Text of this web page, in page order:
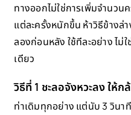
ทางออกไม่ใช่การเพิ่มจำนวน
แต่ละครั้งหนักขึ้น ห้าวิธีข้างล่
ลองก่อนหลัง ใช้ทีละอย่าง ไม่
เดียว
วิธีที่ 1 ชะลอจังหวะลง ให้
ท่าเดิมทุกอย่าง แต่นับ 3 วิน